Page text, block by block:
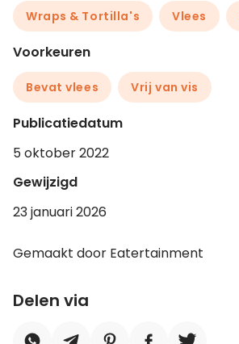
Wraps & Tortilla's Vlees
Voorkeuren
Bevat vlees Vrij van vis
Publicatiedatum
5 oktober 2022
Gewijzigd
23 januari 2026
Gemaakt door Eatertainment
Delen via